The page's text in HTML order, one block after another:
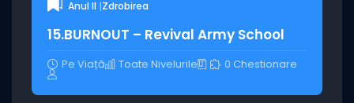
Anul II |Zdrobirea
15.BURNOUT – Revival Army School
Pe Viață Toate Nivelurile 0 Chestionare